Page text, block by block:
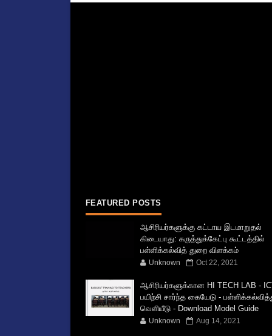
FEATURED POSTS
ஆசிரியர்களுக்கு கட்டாய இடமாறுதல்
கிடையாது: கருத்துக்கேட்பு கூட்டத்தில்
பள்ளிக்கல்வித் துறை விளக்கம்
Unknown Oct 22, 2021
ஆசிரியர்களுக்கான HI TECH LAB -
பயிற்சி சார்ந்த கையேடு -
வெளியீடு - Download Model Guide
Unknown Aug 14, 2021